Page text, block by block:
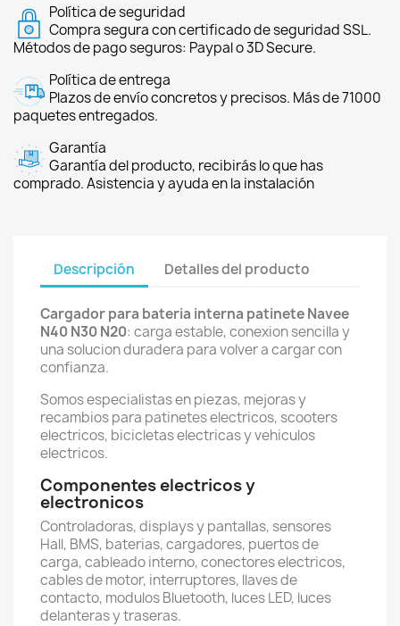
Política de seguridad
Compra segura con certificado de seguridad SSL.
Métodos de pago seguros: Paypal o 3D Secure.
Política de entrega
Plazos de envío concretos y precisos. Más de 71000
paquetes entregados.
Garantía
Garantía del producto, recibirás lo que has
comprado. Asistencia y ayuda en la instalación
Descripción Detalles del producto
Cargador para bateria interna patinete Navee
N40 N30 N20: carga estable, conexion sencilla y
una solucion duradera para volver a cargar con
confianza.
Somos especialistas en piezas, mejoras y
recambios para patinetes electricos, scooters
electricos, bicicletas electricas y vehiculos
electricos.
Componentes electricos y
electronicos
Controladoras, displays y pantallas, sensores
Hall, BMS, baterias, cargadores, puertos de
carga, cableado interno, conectores electricos,
cables de motor, interruptores, llaves de
contacto, modulos Bluetooth, luces LED, luces
delanteras y traseras.